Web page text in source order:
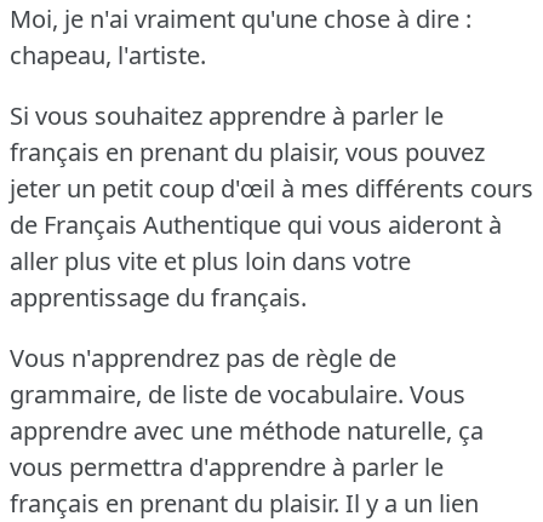
Moi, je n'ai vraiment qu'une chose à dire :
chapeau, l'artiste.
Si vous souhaitez apprendre à parler le
français en prenant du plaisir, vous pouvez
jeter un petit coup d'œil à mes différents cours
de Français Authentique qui vous aideront à
aller plus vite et plus loin dans votre
apprentissage du français.
Vous n'apprendrez pas de règle de
grammaire, de liste de vocabulaire. Vous
apprendre avec une méthode naturelle, ça
vous permettra d'apprendre à parler le
français en prenant du plaisir. Il y a un lien